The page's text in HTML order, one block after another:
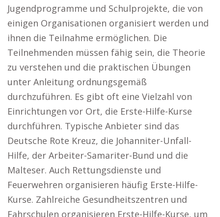
Jugendprogramme und Schulprojekte, die von
einigen Organisationen organisiert werden und
ihnen die Teilnahme ermöglichen. Die
Teilnehmenden müssen fähig sein, die Theorie
zu verstehen und die praktischen Übungen
unter Anleitung ordnungsgemäß
durchzuführen. Es gibt oft eine Vielzahl von
Einrichtungen vor Ort, die Erste-Hilfe-Kurse
durchführen. Typische Anbieter sind das
Deutsche Rote Kreuz, die Johanniter-Unfall-
Hilfe, der Arbeiter-Samariter-Bund und die
Malteser. Auch Rettungsdienste und
Feuerwehren organisieren häufig Erste-Hilfe-
Kurse. Zahlreiche Gesundheitszentren und
Fahrschulen organisieren Erste-Hilfe-Kurse, um